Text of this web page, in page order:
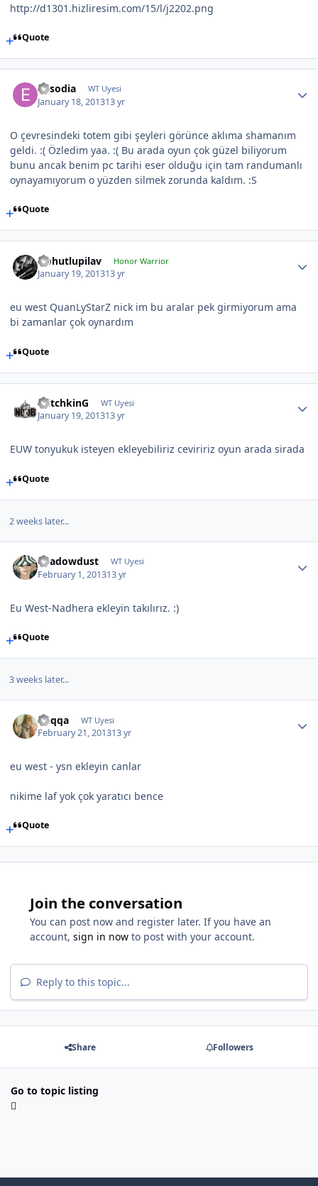
http://d1301.hizliresim.com/15/l/j2202.png
Quote
Eksodia WT Uyesi
January 18, 201313 yr
O çevresindeki totem gibi şeyleri görünce aklıma shamanım
geldi. :( Özledim yaa. :( Bu arada oyun çok güzel biliyorum
bunu ancak benim pc tarihi eser olduğu için tam randumanlı
oynayamıyorum o yüzden silmek zorunda kaldım. :S
Quote
Nohutlupilav Honor Warrior
January 19, 201313 yr
eu west QuanLyStarZ nick im bu aralar pek girmiyorum ama
bi zamanlar çok oynardım
Quote
WitchkinG WT Uyesi
January 19, 201313 yr
EUW tonyukuk isteyen ekleyebiliriz ceviririz oyun arada sirada
Quote
2 weeks later...
Shadowdust WT Uyesi
February 1, 201313 yr
Eu West-Nadhera ekleyin takılırız. :)
Quote
3 weeks later...
Cuqqa WT Uyesi
February 21, 201313 yr
eu west - ysn ekleyin canlar
nikime laf yok çok yaratıcı bence
Quote
Join the conversation
You can post now and register later. If you have an
account, sign in now to post with your account.
Reply to this topic...
Share Followers
Go to topic listing